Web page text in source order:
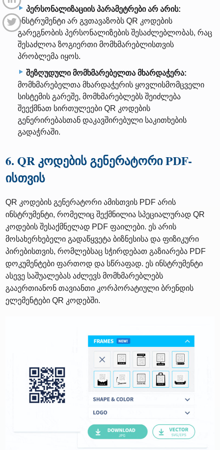
პერსონალიზაციის პარამეტრები არ არის:
ინსტრუმენტი არ გვთავაზობს QR კოდების
გარეგნობის პერსონალიზების შესაძლებლობას, რაც
შესაძლოა ზოგიერთი მომხმარებლისთვის
პრობლემა იყოს.
შეზღუდული მომხმარებელთა მხარდაჭერა:
მომხმარებელთა მხარდაჭერის ყოვლისმომცველი
სისტემის გარეშე, მომხმარებლებს შეიძლება
შეექმნათ სირთულეები QR კოდების
გენერირებასთან დაკავშირებული საკითხების
გადაჭრაში.
6. QR კოდების გენერატორი PDF-
ისთვის
QR კოდების გენერატორი ამისთვის PDF არის
ინსტრუმენტი, რომელიც შექმნილია სპეციალურად QR
კოდების შესაქმნელად PDF ფაილები. ეს არის
მოსახერხებელი გადაწყვეტა ბიზნესისა და ფიზიკური
პირებისთვის, რომლებსაც სჭირდებათ გაზიარება PDF
დოკუმენტები ფართოდ და სწრაფად. ეს ინსტრუმენტი
ასევე საშუალებას აძლევს მომხმარებლებს
გააერთიანონ თავიანთი კორპორატიული ბრენდის
ელემენტები QR კოდებში.